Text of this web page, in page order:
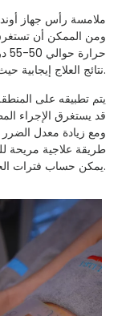
ملامسة رأس جهاز
ومن الممكن أن
نتائج العلاج إيجابية حيث يحقق الشخص النتيجة المرجوة.
ومع زيادة معدل
طريقة علاجية مريحة
يمكن حساب فترات الجلسة بـ 21 يومًا.